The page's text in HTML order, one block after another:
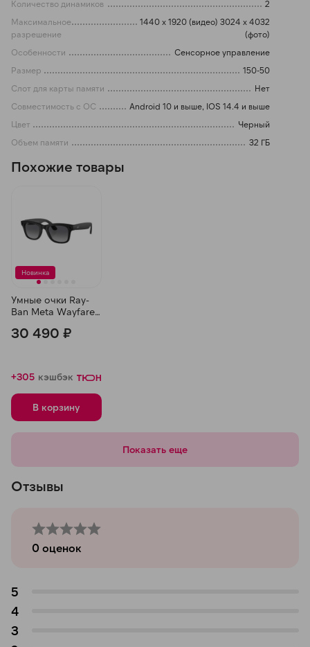
Количество динамиков
2
Максимальное
разрешение
1440 x 1920 (видео) 3024 x 4032
(фото)
Особенности
Сенсорное управление
Размер
150-50
Слот для карты памяти
Нет
Совместимость с ОС
Android 10 и выше, IOS 14.4 и выше
Цвет
Черный
Объем памяти
32 ГБ
Похожие товары
Новинка
Умные очки Ray-
Ban Meta Wayfarer
Polar Gradient
30 490 ₽
+305 кэшбэк
В корзину
Показать еще
Отзывы
0 оценок
5
4
3